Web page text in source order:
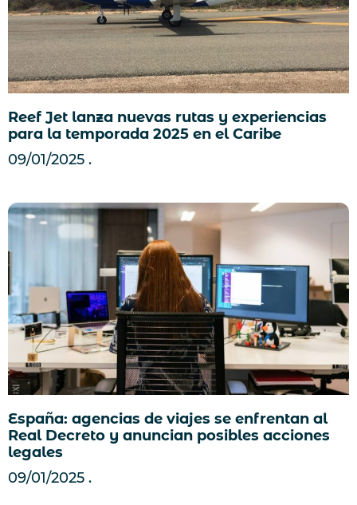
Reef Jet lanza nuevas rutas y experiencias
para la temporada 2025 en el Caribe
09/01/2025
España: agencias de viajes se enfrentan al
Real Decreto y anuncian posibles acciones
legales
09/01/2025